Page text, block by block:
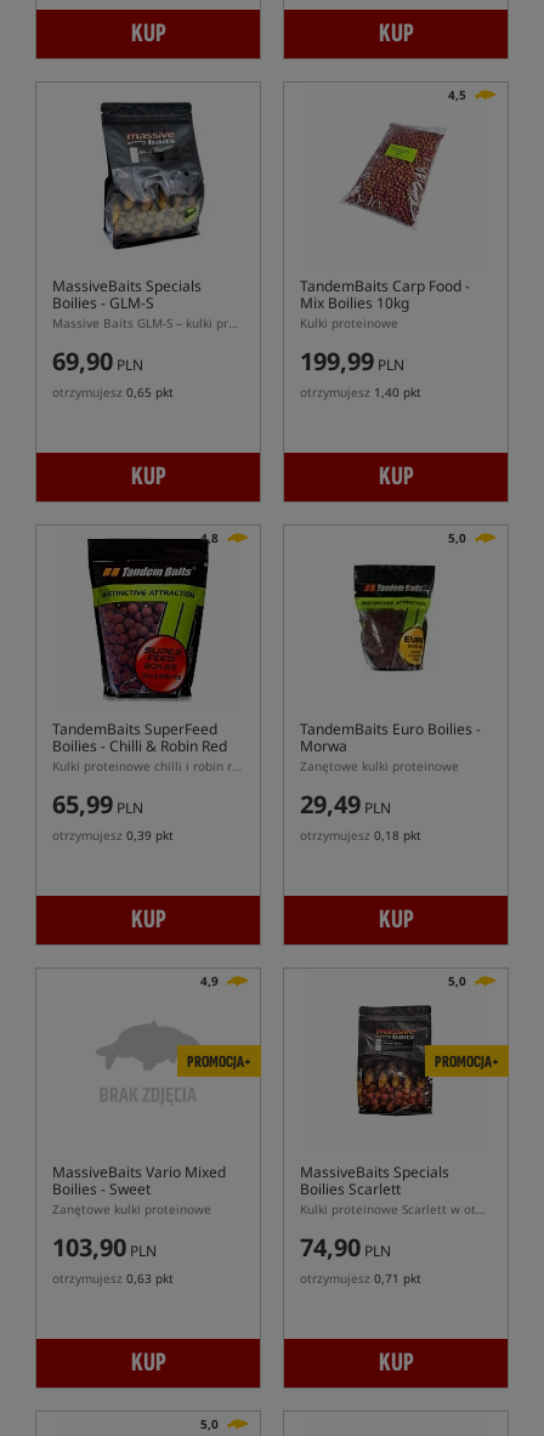
KUP KUP
MassiveBaits Specials
Boilies - GLM-S
Massive Baits GLM-S – kulki proteinowe z ekstraktów małżowych
69,90 PLN
otrzymujesz 0,65 pkt
KUP
4,5
TandemBaits Carp Food -
Mix Boilies 10kg
Kulki proteinowe
199,99 PLN
otrzymujesz 1,40 pkt
KUP
4,8
TandemBaits SuperFeed
Boilies - Chilli & Robin Red
Kulki proteinowe chilli i robin red
65,99 PLN
otrzymujesz 0,39 pkt
KUP
5,0
TandemBaits Euro Boilies -
Morwa
Zanętowe kulki proteinowe
29,49 PLN
otrzymujesz 0,18 pkt
KUP
4,9
PROMOCJA+
MassiveBaits Vario Mixed
Boilies - Sweet
Zanętowe kulki proteinowe
103,90 PLN
otrzymujesz 0,63 pkt
KUP
5,0
PROMOCJA+
MassiveBaits Specials
Boilies Scarlett
Kulki proteinowe Scarlett w otoczce
74,90 PLN
otrzymujesz 0,71 pkt
KUP
5,0